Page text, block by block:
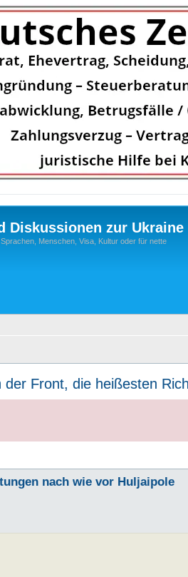
Diskussionen zur Ukraine
Menschen, Visa, Kultur oder für nette
Front, die heißesten
nach wie vor Huljaipole